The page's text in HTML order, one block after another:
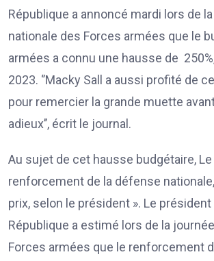
République a annoncé mardi lors de
nationale des Forces armées que le
armées a connu une hausse de
2023. ‘’Macky Sall a aussi profité de
pour remercier la grande muette
adieux’’, écrit le journal.
Au sujet de cet hausse budgétaire,
renforcement de la défense
prix, selon le président ». Le président
République a estimé lors de la
Forces armées que le renforcement